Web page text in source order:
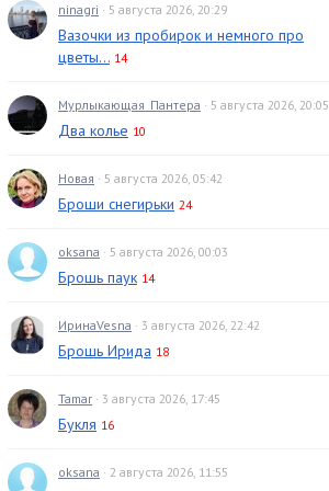
ninagri · 5 августа 2026, 20:29
Вазочки из пробирок и немного про
цветы... 14
Мурлыкающая_Пантера · 5 августа 2026, 20:05
Два колье 10
Новая · 5 августа 2026, 05:42
Броши снегирьки 24
oksana · 5 августа 2026, 00:03
Брошь паук 14
ИринаVesna · 3 августа 2026, 22:42
Брошь Ирида 18
Tamar · 3 августа 2026, 17:45
Букля 16
oksana · 2 августа 2026, 11:55